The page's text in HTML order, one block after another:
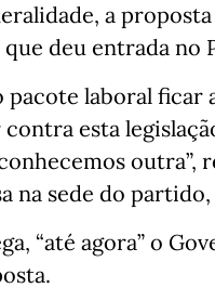
a
deu entrada no
laboral ficar
esta
outra”,
na sede do partido,
“até agora” o